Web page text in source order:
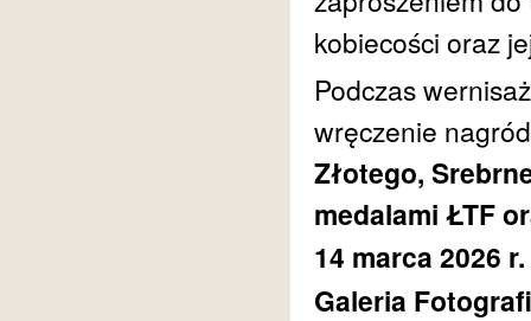
kobiecości oraz
Podczas
wręczenie
Złotego,
medalami ŁTF
14 marca 2026
Galeria